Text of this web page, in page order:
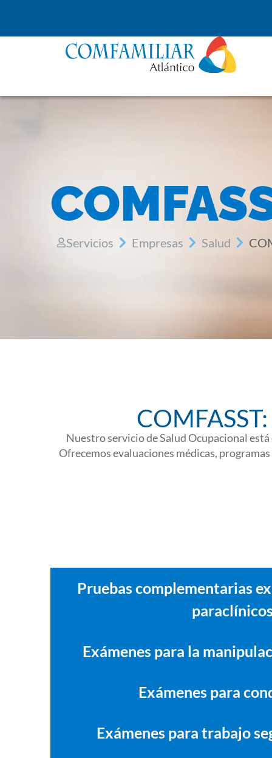
Servicios Empresas Salud
Nuestro servicio de Salud Ocupacional
Ofrecemos evaluaciones médicas,
Pruebas complementarias
Exámenes para la
Exámenes para
Exámenes para trabajo